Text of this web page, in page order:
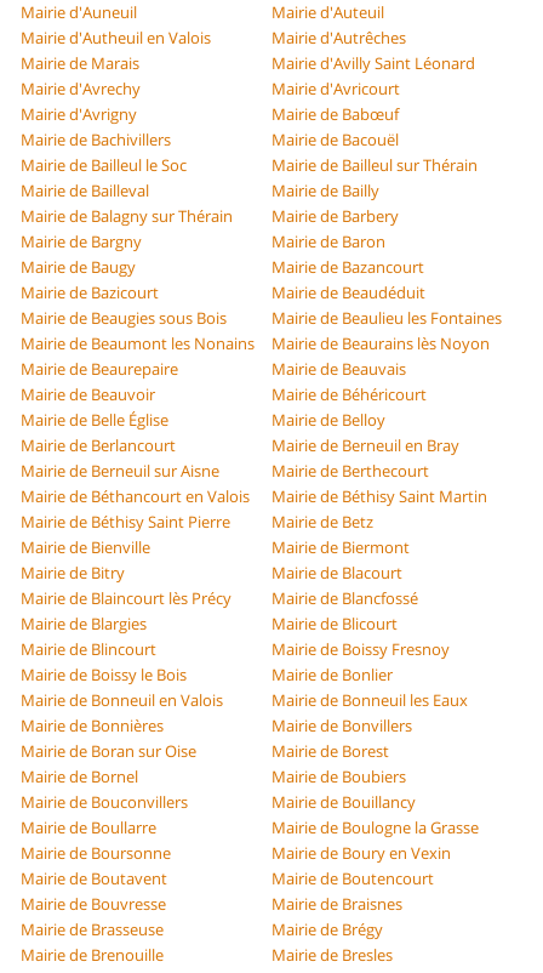
Mairie d'Auneuil
Mairie d'Auteuil
Mairie d'Autheuil en Valois
Mairie d'Autrêches
Mairie de Marais
Mairie d'Avilly Saint Léonard
Mairie d'Avrechy
Mairie d'Avricourt
Mairie d'Avrigny
Mairie de Babœuf
Mairie de Bachivillers
Mairie de Bacouël
Mairie de Bailleul le Soc
Mairie de Bailleul sur Thérain
Mairie de Bailleval
Mairie de Bailly
Mairie de Balagny sur Thérain
Mairie de Barbery
Mairie de Bargny
Mairie de Baron
Mairie de Baugy
Mairie de Bazancourt
Mairie de Bazicourt
Mairie de Beaudéduit
Mairie de Beaugies sous Bois
Mairie de Beaulieu les Fontaines
Mairie de Beaumont les Nonains
Mairie de Beaurains lès Noyon
Mairie de Beaurepaire
Mairie de Beauvais
Mairie de Beauvoir
Mairie de Béhéricourt
Mairie de Belle Église
Mairie de Belloy
Mairie de Berlancourt
Mairie de Berneuil en Bray
Mairie de Berneuil sur Aisne
Mairie de Berthecourt
Mairie de Béthancourt en Valois
Mairie de Béthisy Saint Martin
Mairie de Béthisy Saint Pierre
Mairie de Betz
Mairie de Bienville
Mairie de Biermont
Mairie de Bitry
Mairie de Blacourt
Mairie de Blaincourt lès Précy
Mairie de Blancfossé
Mairie de Blargies
Mairie de Blicourt
Mairie de Blincourt
Mairie de Boissy Fresnoy
Mairie de Boissy le Bois
Mairie de Bonlier
Mairie de Bonneuil en Valois
Mairie de Bonneuil les Eaux
Mairie de Bonnières
Mairie de Bonvillers
Mairie de Boran sur Oise
Mairie de Borest
Mairie de Bornel
Mairie de Boubiers
Mairie de Bouconvillers
Mairie de Bouillancy
Mairie de Boullarre
Mairie de Boulogne la Grasse
Mairie de Boursonne
Mairie de Boury en Vexin
Mairie de Boutavent
Mairie de Boutencourt
Mairie de Bouvresse
Mairie de Braisnes
Mairie de Brasseuse
Mairie de Brégy
Mairie de Brenouille
Mairie de Bresles